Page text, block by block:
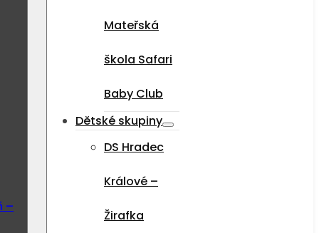
–
Mateřská
škola Safari
Baby Club
Dětské skupiny
DS Hradec
Králové –
Žirafka